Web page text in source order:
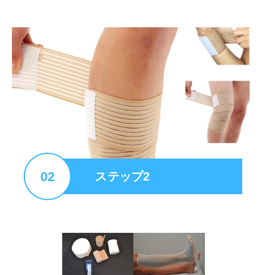
02 ステップ2